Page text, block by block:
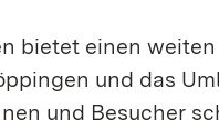
bietet einen weiten
und das
und Besucher